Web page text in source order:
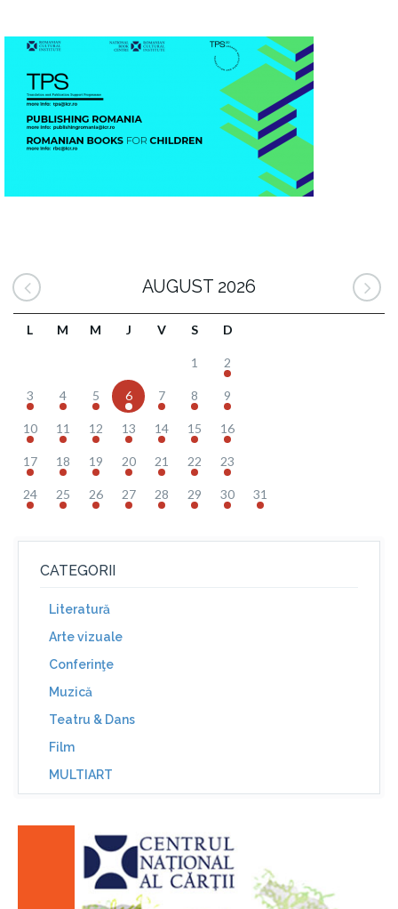
AUGUST 2026
L M M J V S D
1 2
3 4 5 6 7 8 9
10 11 12 13 14 15 16
17 18 19 20 21 22 23
24 25 26 27 28 29 30 31
CATEGORII
Literatură
Arte vizuale
Conferinţe
Muzică
Teatru & Dans
Film
MULTIART